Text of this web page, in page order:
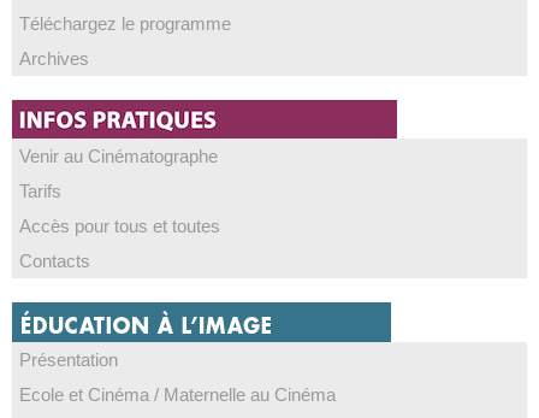
Téléchargez le programme
Archives
Venir au Cinématographe
Tarifs
Accès pour tous et toutes
Contacts
Présentation
Ecole et Cinéma / Maternelle au Cinéma